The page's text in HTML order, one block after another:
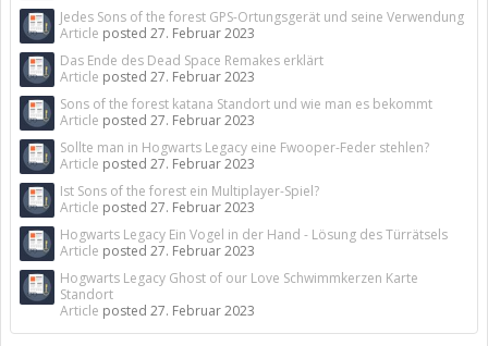
Jedes Sons of the forest GPS-Ortungsgerät und seine Verwendung
Article posted 27. Februar 2023
Das Ende des Dead Space Remakes erklärt
Article posted 27. Februar 2023
Sons of the forest katana Standort und wie man es bekommt
Article posted 27. Februar 2023
Sollte man in Hogwarts Legacy eine Fwooper-Feder stehlen?
Article posted 27. Februar 2023
Ist Sons of the forest ein Multiplayer-Spiel?
Article posted 27. Februar 2023
Hogwarts Legacy Ein Vogel in der Hand - Lösung des Türrätsels
Article posted 27. Februar 2023
Hogwarts Legacy Ghost of our Love Schwimmkerzen Karte
Standort
Article posted 27. Februar 2023